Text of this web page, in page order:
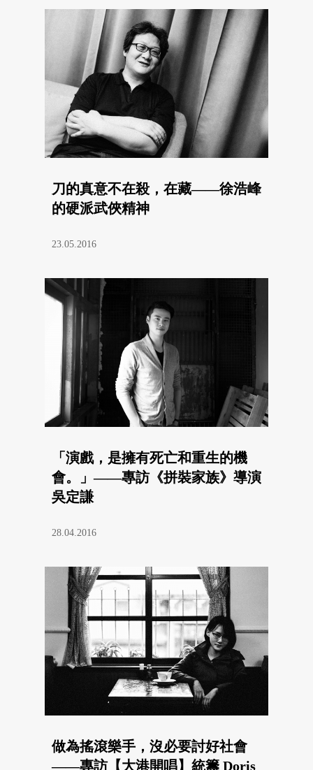
刀的真意不在殺，在藏——徐浩峰
的硬派武俠精神
23.05.2016
「演戲，是擁有死亡和重生的機
會。」——專訪《拼裝家族》導演
吳定謙
28.04.2016
做為搖滾樂手，沒必要討好社會
——專訪【大港開唱】統籌 Doris